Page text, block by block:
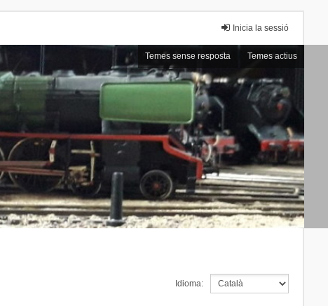
Inicia la sessió
Temes sense resposta Temes actius
Idioma: